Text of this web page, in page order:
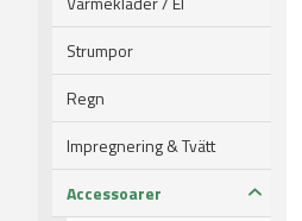
Strumpor
Regn
Impregnering & Tvätt
Accessoarer